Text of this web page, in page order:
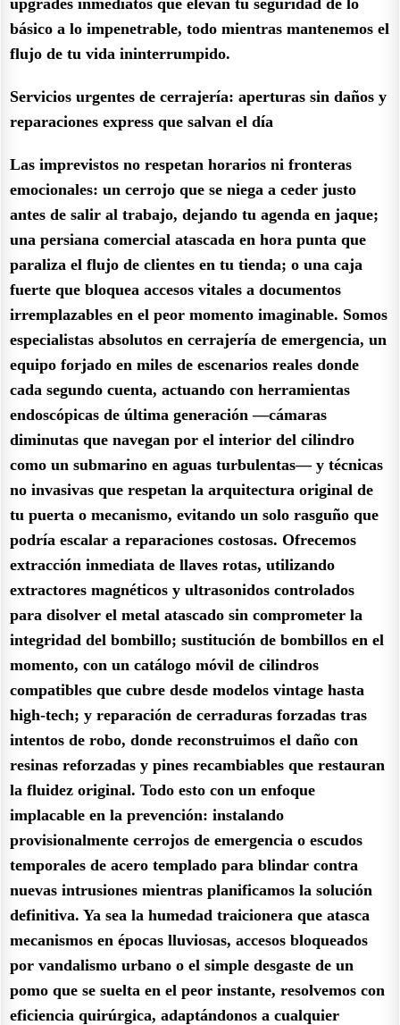
básico a lo impenetrable, todo mientras mantenemos el
flujo de tu vida ininterrumpido.
Servicios urgentes de cerrajería: aperturas sin daños y
reparaciones express que salvan el día
Las imprevistos no respetan horarios ni fronteras
emocionales: un cerrojo que se niega a ceder justo
antes de salir al trabajo, dejando tu agenda en jaque;
una persiana comercial atascada en hora punta que
paraliza el flujo de clientes en tu tienda; o una caja
fuerte que bloquea accesos vitales a documentos
irremplazables en el peor momento imaginable. Somos
especialistas absolutos en cerrajería de emergencia, un
equipo forjado en miles de escenarios reales donde
cada segundo cuenta, actuando con herramientas
endoscópicas de última generación —cámaras
diminutas que navegan por el interior del cilindro
como un submarino en aguas turbulentas— y técnicas
no invasivas que respetan la arquitectura original de
tu puerta o mecanismo, evitando un solo rasguño que
podría escalar a reparaciones costosas. Ofrecemos
extracción inmediata de llaves rotas, utilizando
extractores magnéticos y ultrasonidos controlados
para disolver el metal atascado sin comprometer la
integridad del bombillo; sustitución de bombillos en el
momento, con un catálogo móvil de cilindros
compatibles que cubre desde modelos vintage hasta
high-tech; y reparación de cerraduras forzadas tras
intentos de robo, donde reconstruimos el daño con
resinas reforzadas y pines recambiables que restauran
la fluidez original. Todo esto con un enfoque
implacable en la prevención: instalando
provisionalmente cerrojos de emergencia o escudos
temporales de acero templado para blindar contra
nuevas intrusiones mientras planificamos la solución
definitiva. Ya sea la humedad traicionera que atasca
mecanismos en épocas lluviosas, accesos bloqueados
por vandalismo urbano o el simple desgaste de un
pomo que se suelta en el peor instante, resolvemos con
eficiencia quirúrgica, adaptándonos a cualquier